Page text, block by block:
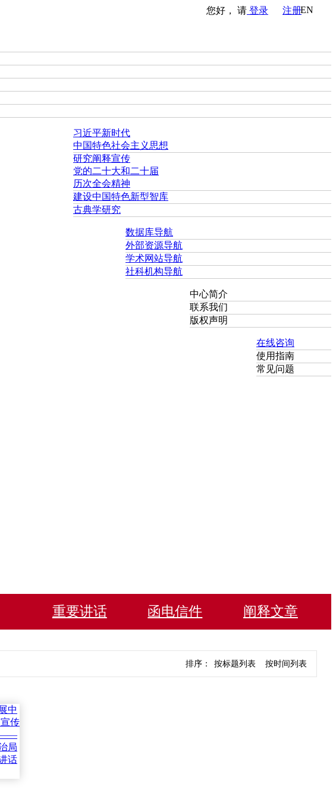
您好， 请 登录 注册EN
习近平新时代
中国特色社会主义思想
研究阐释宣传
党的二十大和二十届
历次全会精神
建设中国特色新型智库
古典学研究
数据库导航
外部资源导航
学术网站导航
社科机构导航
中心简介
联系我们
版权声明
在线咨询
使用指南
常见问题
重要讲话 函电信件 阐释文章
排序： 按标题列表 按时间列表